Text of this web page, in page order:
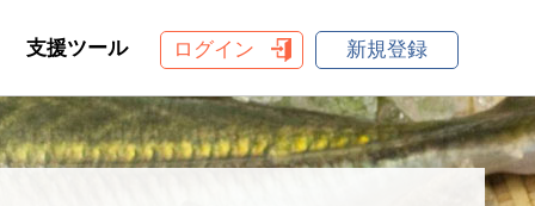
支援ツール ログイン 新規登録